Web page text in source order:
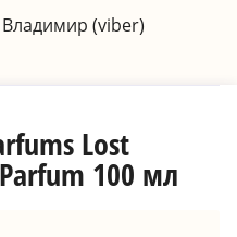
(viber)
Lost
100 мл